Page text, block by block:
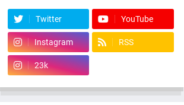
Twitter YouTube
Instagram RSS
23k